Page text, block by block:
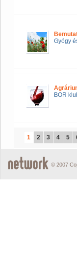
Gyógy
BOR
1 2 3 4 5
© 2007